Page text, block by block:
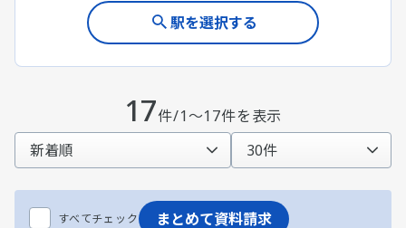
駅を選択する
17件/1～17件を表示
すべてチェック まとめて資料請求